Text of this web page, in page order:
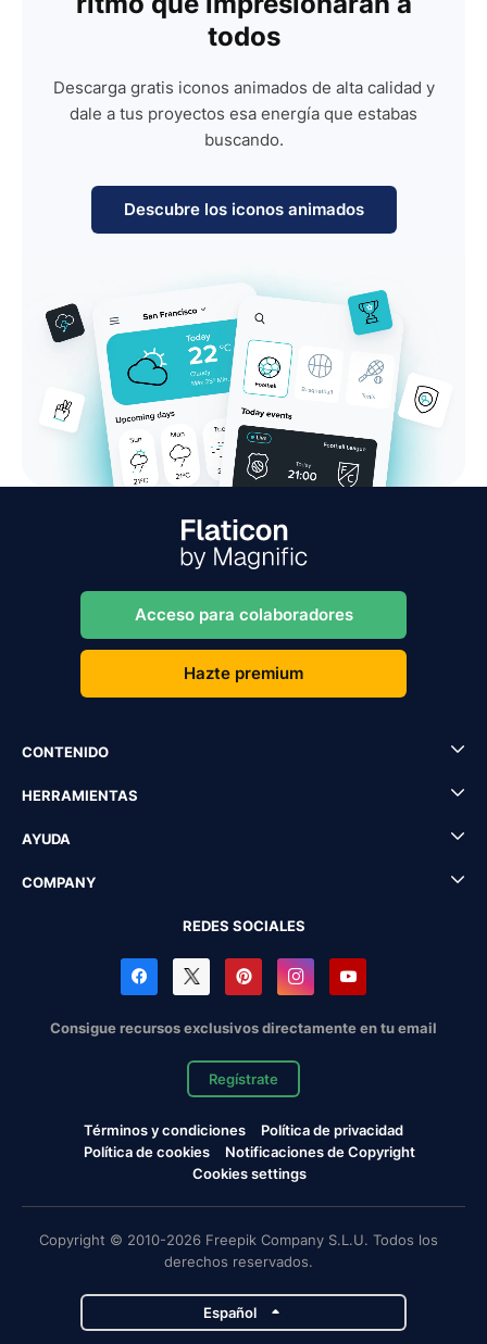
todos
Descarga gratis iconos animados de alta calidad y
dale a tus proyectos esa energía que estabas
buscando.
Descubre los iconos animados
Acceso para colaboradores
Hazte premium
CONTENIDO
HERRAMIENTAS
AYUDA
COMPANY
REDES SOCIALES
Consigue recursos exclusivos directamente en tu email
Regístrate
Términos y condiciones
Política de privacidad
Política de cookies
Notificaciones de Copyright
Cookies settings
Copyright © 2010-2026 Freepik Company S.L.U. Todos los
derechos reservados.
Español